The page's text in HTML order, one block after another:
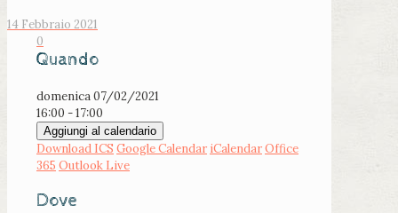
14 Febbraio 2021
0
Quando
domenica 07/02/2021
16:00 - 17:00
Aggiungi al calendario
Download ICS Google Calendar iCalendarOffice
365 Outlook Live
Dove